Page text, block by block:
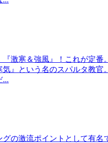
激寒＆強風』！これが定
』という名のスパルタ教
...
の激流ポイントとして有